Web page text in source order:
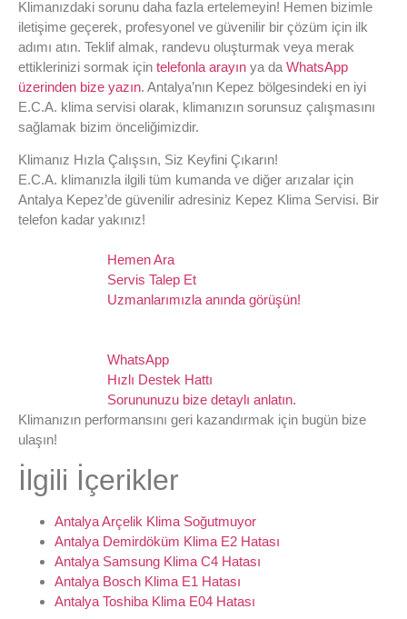
Klimanızdaki sorunu daha fazla ertelemeyin! Hemen bizimle
iletişime geçerek, profesyonel ve güvenilir bir çözüm için ilk
adımı atın. Teklif almak, randevu oluşturmak veya merak
ettiklerinizi sormak için telefonla arayın ya da WhatsApp
üzerinden bize yazın. Antalya’nın Kepez bölgesindeki en iyi
E.C.A. klima servisi olarak, klimanızın sorunsuz çalışmasını
sağlamak bizim önceliğimizdir.
Klimanız Hızla Çalışsın, Siz Keyfini Çıkarın!
E.C.A. klimanızla ilgili tüm kumanda ve diğer arızalar için
Antalya Kepez’de güvenilir adresiniz Kepez Klima Servisi. Bir
telefon kadar yakınız!
Hemen Ara
Servis Talep Et
Uzmanlarımızla anında görüşün!
WhatsApp
Hızlı Destek Hattı
Sorununuzu bize detaylı anlatın.
Klimanızın performansını geri kazandırmak için bugün bize
ulaşın!
İlgili İçerikler
Antalya Arçelik Klima Soğutmuyor
Antalya Demirdöküm Klima E2 Hatası
Antalya Samsung Klima C4 Hatası
Antalya Bosch Klima E1 Hatası
Antalya Toshiba Klima E04 Hatası